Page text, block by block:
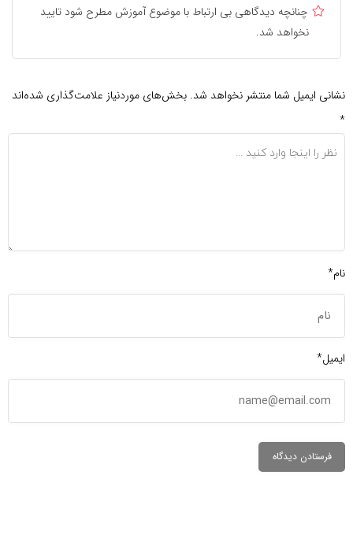
چنانچه دیدگاهی بی ارتباط با موضوع آموزش مطرح شود تایید
نخواهد شد.
نشانی ایمیل شما منتشر نخواهد شد. بخش‌های موردنیاز علامت‌گذاری شده‌اند
*
نام*
ایمیل*